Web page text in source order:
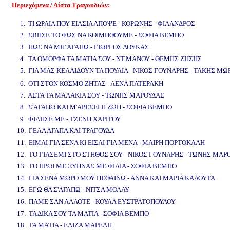
Περιεχόμενα / Λίστα Τραγουδιών:
1. ΤΙ ΩΡΑΙΑ ΠΟΥ ΕΙΑΣΙΑ ΑΠΟΨΕ - ΚΟΡΩΝΗΣ - ΦΙΛΑΝΔΡΟΣ
2. ΣΒΗΣΕ ΤΟ ΦΩΣ ΝΑ ΚΟΙΜΗΘΟΥΜΕ - ΣΟΦΙΑ ΒΕΜΠΟ
3. ΠΩΣ ΝΑ ΜΗ' ΑΓΑΠΩ - ΓΙΩΡΓΟΣ ΛΟΥΚΑΣ
4. ΤΑ ΟΜΟΡΦΑ ΤΑ ΜΑΤΙΑ ΣΟΥ - ΝΤ.ΜΑΝΟΥ - ΘΕΜΗΣ ΖΗΣΗΣ
5. ΓΙΑ ΜΑΣ ΚΕΛΑΙΔΟΥΝ ΤΑ ΠΟΥΛΙΑ - ΝΙΚΟΣ ΓΟΥΝΑΡΗΣ - ΤΑΚΗΣ
6. ΟΤΙ ΣΤΟΝ ΚΟΣΜΟ ΖΗΤΑΣ - ΛΕΝΑ ΠΑΤΕΡΑΚΗ
7. ΑΣΤΑ ΤΑ ΜΑΛΑΚΙΑ ΣΟΥ - ΤΩΝΗΣ ΜΑΡΟΥΔΑΣ
8. Σ'ΑΓΑΠΩ ΚΑΙ Μ'ΑΡΕΣΕΙ Η ΖΩΗ - ΣΟΦΙΑ ΒΕΜΠΟ
9. ΦΙΛΗΣΕ ΜΕ - ΤΖΕΝΗ ΧΑΡΙΤΟΥ
10. ΓΕΛΑ ΑΓΑΠΑ ΚΑΙ ΤΡΑΓΟΥΔΑ
11. ΕΙΜΑΙ ΓΙΑ ΣΕΝΑ ΚΙ ΕΙΣΑΙ ΓΙΑ ΜΕΝΑ - ΜΑΙΡΗ ΠΟΡΤΟΚΑΛΗ
12. ΤΟ ΓΙΑΣΕΜΙ ΣΤΟ ΣΤΗΘΟΣ ΣΟΥ - ΝΙΚΟΣ ΓΟΥΝΑΡΗΣ - ΤΩΝΗΣ
13. ΤΟ ΠΡΩΙ ΜΕ ΞΥΠΝΑΣ ΜΕ ΦΙΛΙΑ - ΣΟΦΙΑ ΒΕΜΠΟ
14. ΓΙΑ ΣΕΝΑ ΜΩΡΟ ΜΟΥ ΠΕΘΑΙΝΩ - ΑΝΝΑ ΚΑΙ ΜΑΡΙΑ ΚΑΛΟΥΤΑ
15. ΕΓΩ ΘΑ Σ'ΑΓΑΠΩ - ΝΙΤΣΑ ΜΟΛΛΥ
16. ΠΑΜΕ ΣΑΝ ΑΛΛΟΤΕ - ΚΟΥΛΑ ΕΥΣΤΡΑΤΟΠΟΥΛΟΥ
17. ΤΑ ΔΙΚΑ ΣΟΥ ΤΑ ΜΑΤΙΑ - ΣΟΦΙΑ ΒΕΜΠΟ
18. ΤΑ ΜΑΤΙΑ - ΕΛΙΖΑ ΜΑΡΕΛΗ